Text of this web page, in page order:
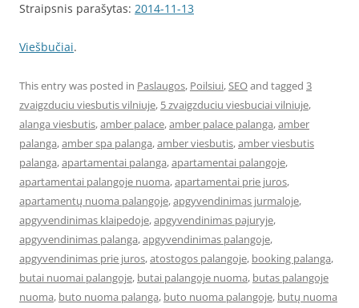
Straipsnis parašytas: 2014-11-13
Viešbučiai.
This entry was posted in Paslaugos, Poilsiui,SEOand tagged 3
zvaigzduciu viesbutis vilniuje, 5 zvaigzduciu viesbuciai vilniuje,
alanga viesbutis,amber palace,amber palace palanga,amber
palanga,amber spa palanga,amber viesbutis,amber viesbutis
palanga,apartamentai palanga,apartamentai palangoje,
apartamentai palangoje nuoma,apartamentai prie juros,
apartamentų nuoma palangoje,apgyvendinimas jurmaloje,
apgyvendinimas klaipedoje,apgyvendinimas pajuryje,
apgyvendinimas palanga,apgyvendinimas palangoje,
apgyvendinimas prie juros,atostogos palangoje, booking palanga,
butai nuomai palangoje, butai palangoje nuoma, butas palangoje
nuoma, buto nuoma palanga, buto nuoma palangoje, butų nuoma